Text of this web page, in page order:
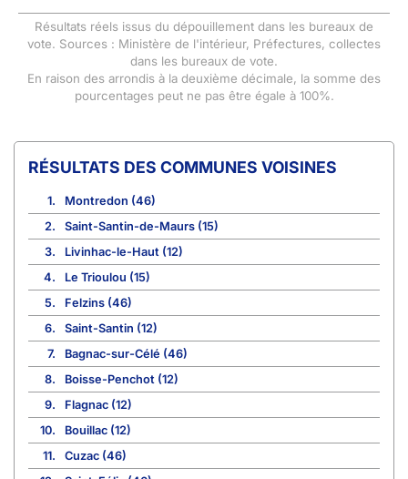
Résultats réels issus du dépouillement dans les bureaux de
vote. Sources : Ministère de l'intérieur, Préfectures, collectes
dans les bureaux de vote.
En raison des arrondis à la deuxième décimale, la somme des
pourcentages peut ne pas être égale à 100%.
COMMUNES VOISINES
1.
Montredon (46)
2.
Saint-Santin-de-Maurs (15)
3.
Livinhac-le-Haut (12)
4.
Le Trioulou (15)
5.
Felzins (46)
6.
Saint-Santin (12)
7.
Bagnac-sur-Célé (46)
8.
Boisse-Penchot (12)
9.
Flagnac (12)
10.
Bouillac (12)
11.
Cuzac (46)